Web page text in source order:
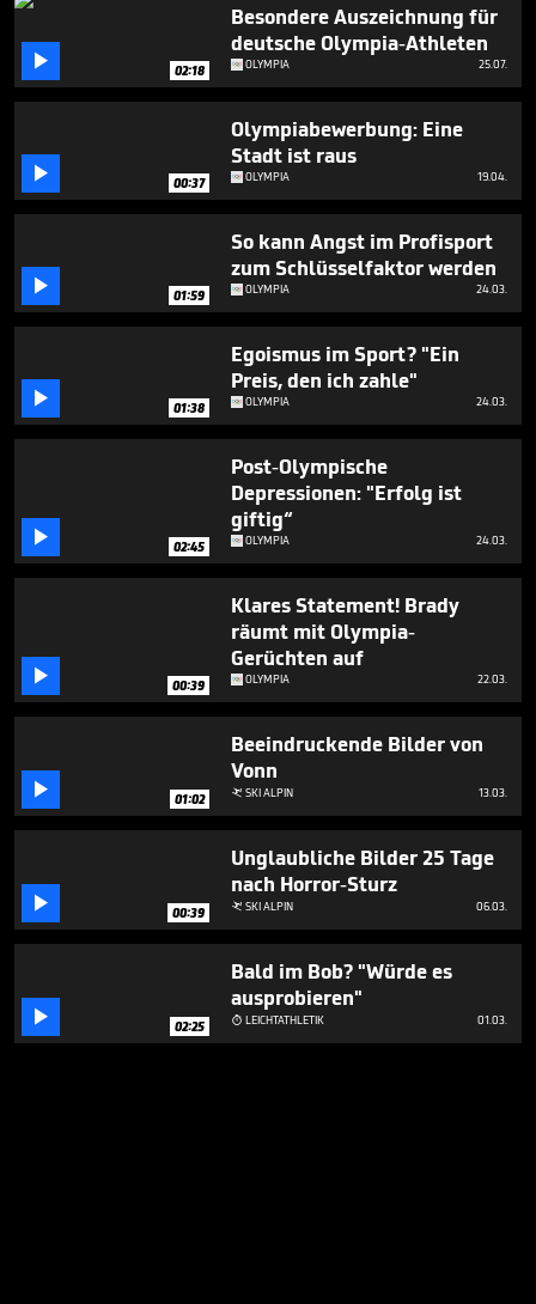
1
seconds
 02:18
Besondere Auszeichnung für
deutsche Olympia-Athleten
OLYMPIA 25.07.
 00:37
Olympiabewerbung: Eine
Stadt ist raus
OLYMPIA 19.04.
 01:59
So kann Angst im Profisport
zum Schlüsselfaktor werden
OLYMPIA 24.03.
 01:38
Egoismus im Sport? "Ein
Preis, den ich zahle"
OLYMPIA 24.03.
 02:45
Post-Olympische
Depressionen: "Erfolg ist
giftig“
OLYMPIA 24.03.
 00:39
Klares Statement! Brady
räumt mit Olympia-
Gerüchten auf
OLYMPIA 22.03.
 01:02
Beeindruckende Bilder von
Vonn
 SKI ALPIN 13.03.
 00:39
Unglaubliche Bilder 25 Tage
nach Horror-Sturz
 SKI ALPIN 06.03.
 02:25
Bald im Bob? "Würde es
ausprobieren"
 LEICHTATHLETIK 01.03.